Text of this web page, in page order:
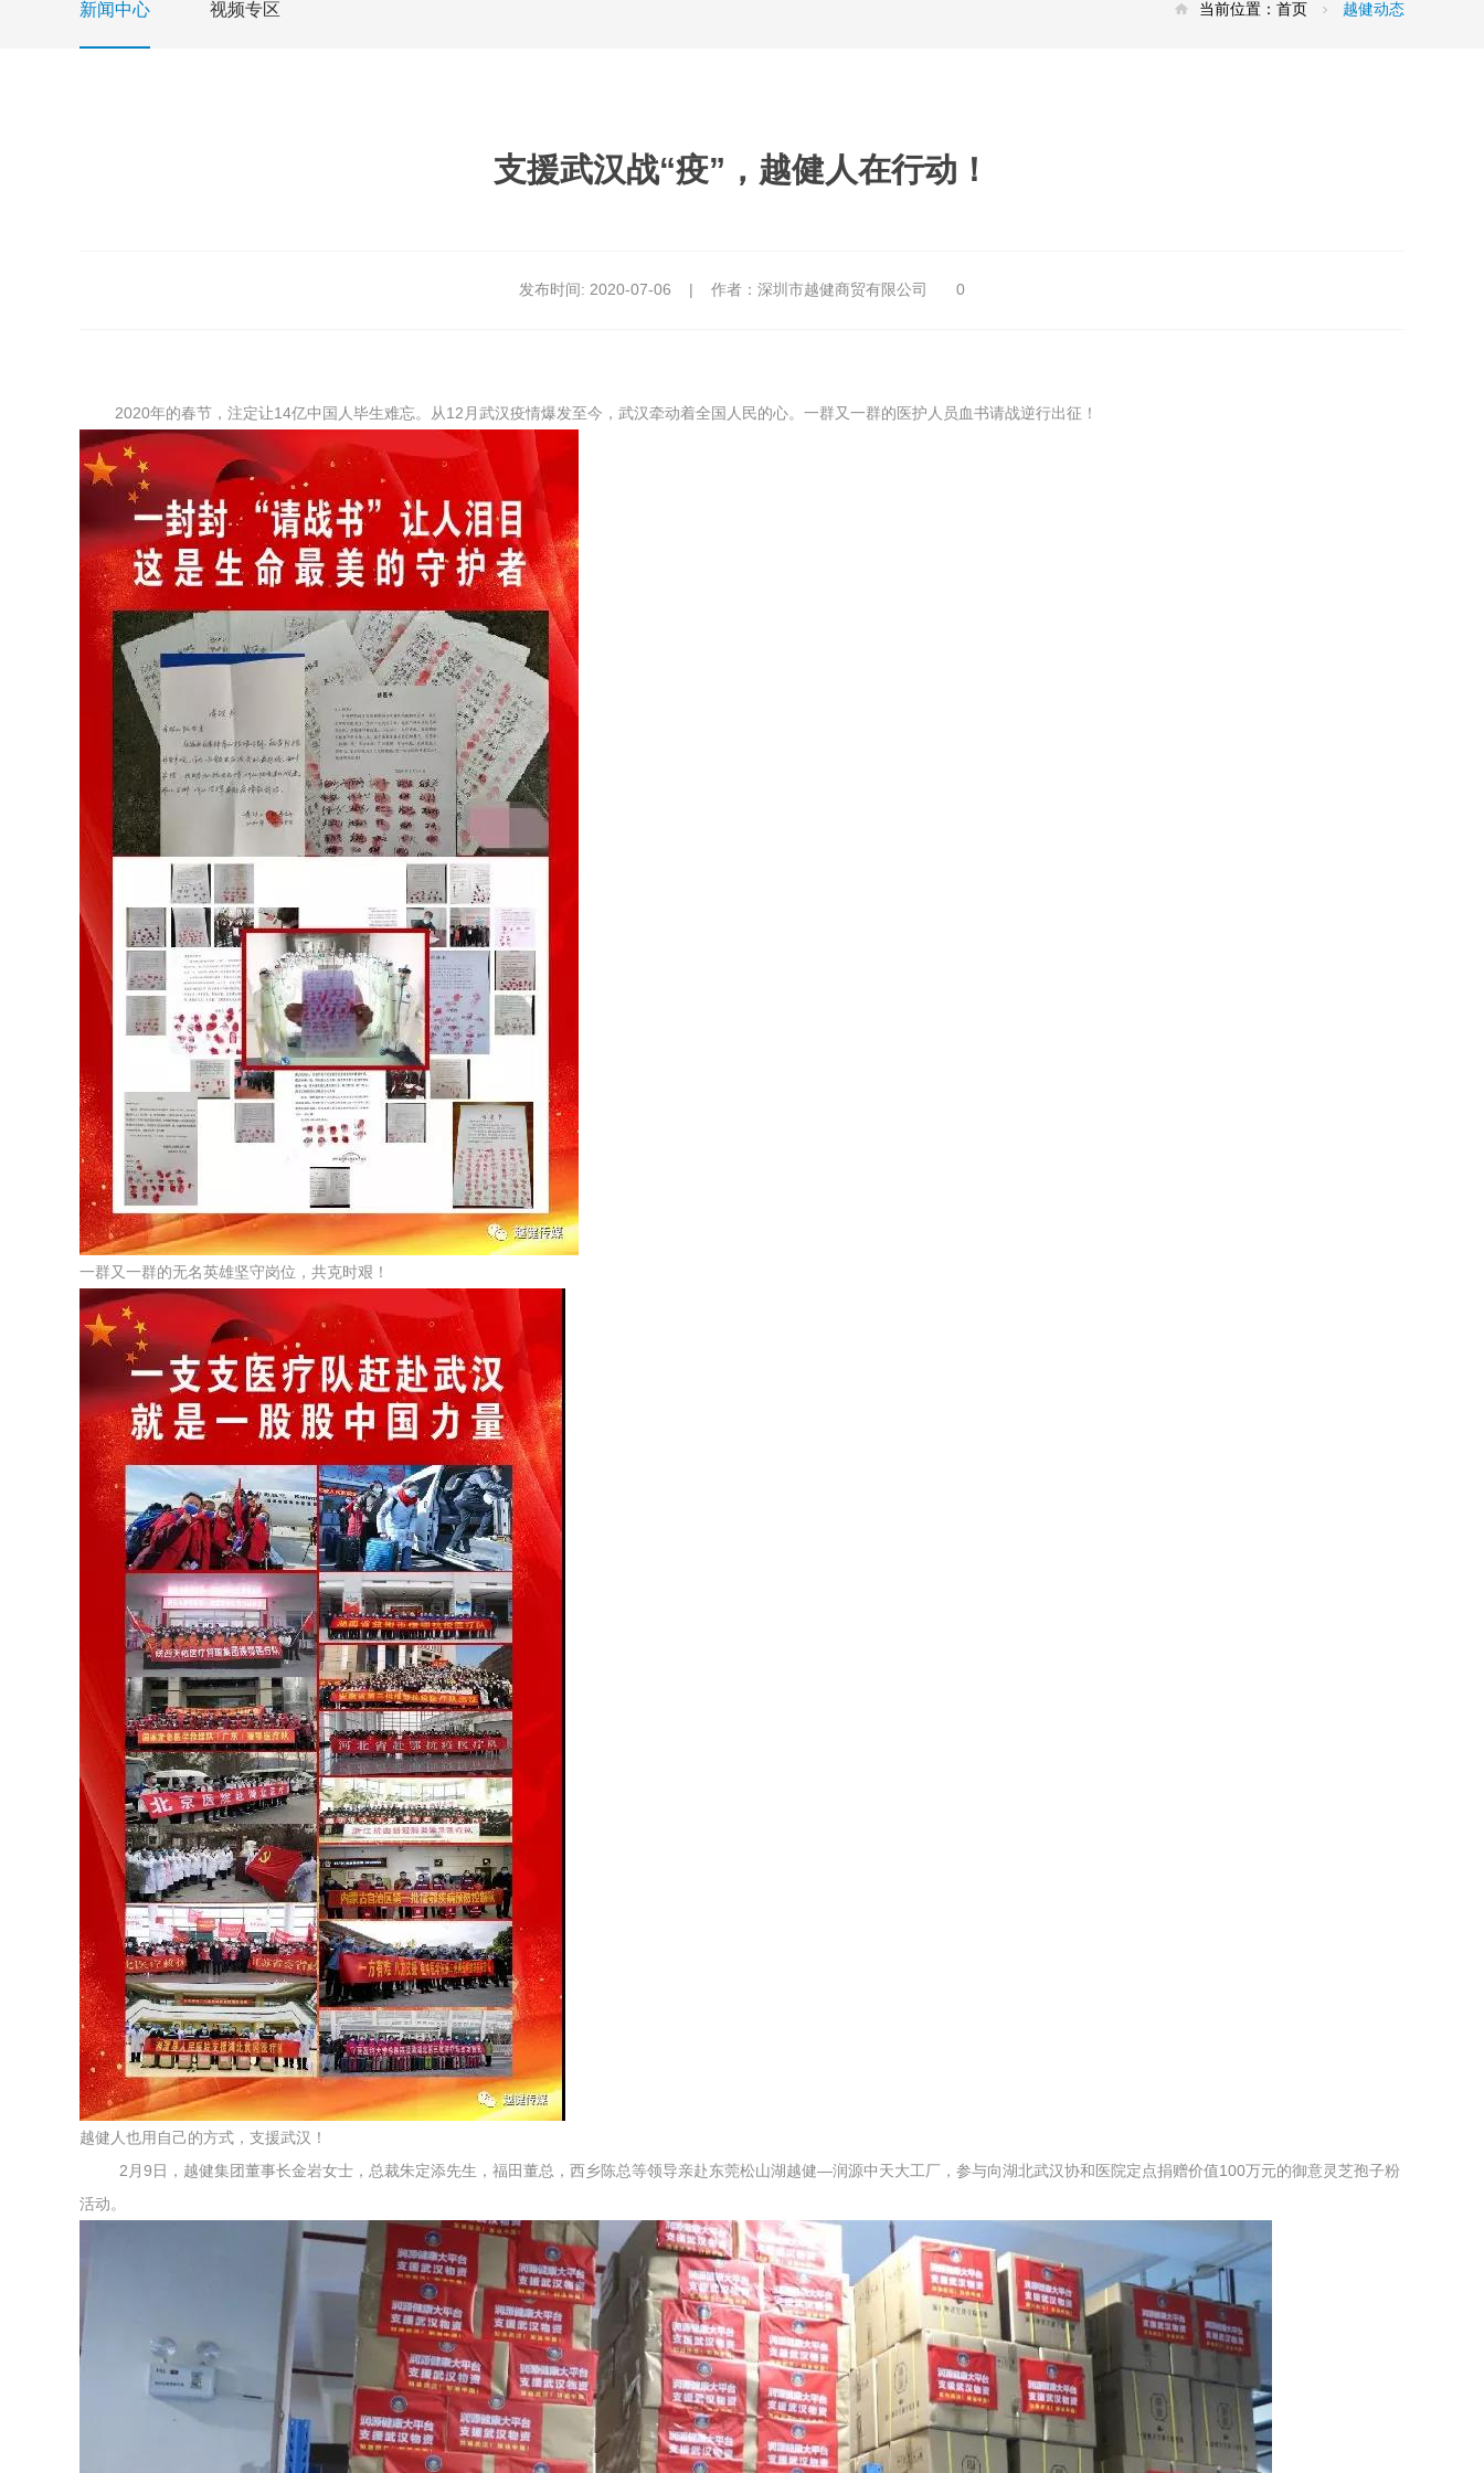
新闻中心 视频专区 当前位置： 首页 越健动态
支援武汉战“疫”，越健人在行动！
发布时间: 2020-07-06 | 作者：深圳市越健商贸有限公司 0
2020年的春节，注定让14亿中国人毕生难忘。从12月武汉疫情爆发至今，武汉牵动着全国人民的心。一群又一群的医护人员血书请战逆行出征！
一群又一群的无名英雄坚守岗位，共克时艰！
越健人也用自己的方式，支援武汉！
2月9日，越健集团董事长金岩女士，总裁朱定添先生，福田董总，西乡陈总等领导亲赴东莞松山湖越健—润源中天大工厂，参与向湖北武汉协和医院定点捐赠价值100万元的御意灵芝孢子粉
活动。